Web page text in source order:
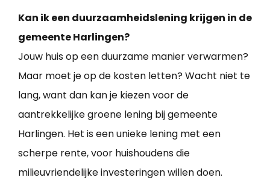
Kan ik een duurzaamheidslening krijgen in de
gemeente Harlingen?
Jouw huis op een duurzame manier verwarmen?
Maar moet je op de kosten letten? Wacht niet te
lang, want dan kan je kiezen voor de
aantrekkelijke groene lening bij gemeente
Harlingen. Het is een unieke lening met een
scherpe rente, voor huishoudens die
milieuvriendelijke investeringen willen doen.